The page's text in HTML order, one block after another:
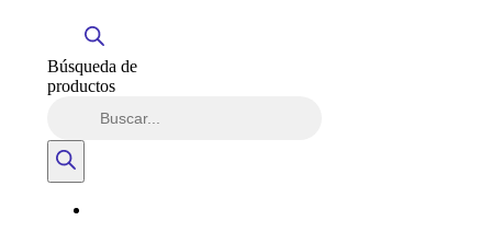
Búsqueda de
productos